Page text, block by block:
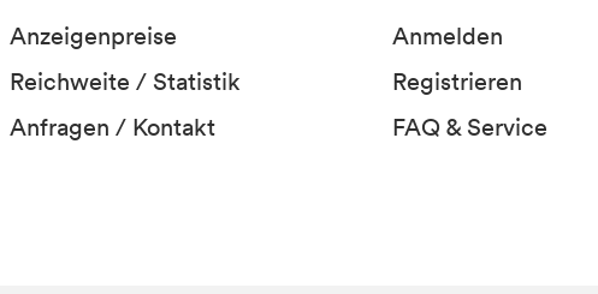
Anzeigenpreise
Reichweite / Statistik
Anfragen / Kontakt
Anmelden
Registrieren
FAQ & Service